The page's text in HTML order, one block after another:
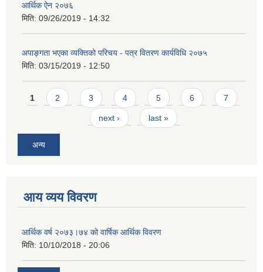
आर्थिक ऐन २०७६
मिति: 09/26/2019 - 14:32
अपाङ्गता भएका व्यक्तिको परिचय - पत्र वितरण कार्यविधि २०७५
मिति: 03/15/2019 - 12:50
Pages
1 2 3 4 5 6 7
next › last »
अन्य
आय व्यय विवरण
आर्थिक वर्ष २०७३।७४ को वार्षिक आर्थिक विवरण
मिति: 10/10/2018 - 20:06